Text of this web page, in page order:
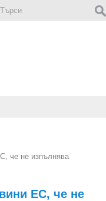
че не изпълнява
ЕС, че не